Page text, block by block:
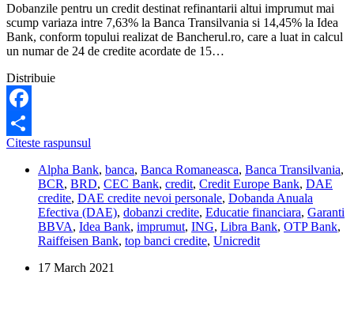
Dobanzile pentru un credit destinat refinantarii altui imprumut mai
scump variaza intre 7,63% la Banca Transilvania si 14,45% la Idea
Bank, conform topului realizat de Bancherul.ro, care a luat in calcul
un numar de 24 de credite acordate de 15…
Distribuie
Facebook
Share
Citeste raspunsul
banca
refinantez
un
credit
de
nevoi
Alpha Bank, banca, Banca Romaneasca, Banca Transilvania,
BCR, BRD, CEC Bank, credit, Credit Europe Bank, DAE
credite, DAE credite nevoi personale, Dobanda Anuala
Efectiva (DAE), dobanzi credite, Educatie financiara, Garanti
BBVA, Idea Bank, imprumut, ING, Libra Bank, OTP Bank,
Raiffeisen Bank, top banci credite, Unicredit
17 March 2021